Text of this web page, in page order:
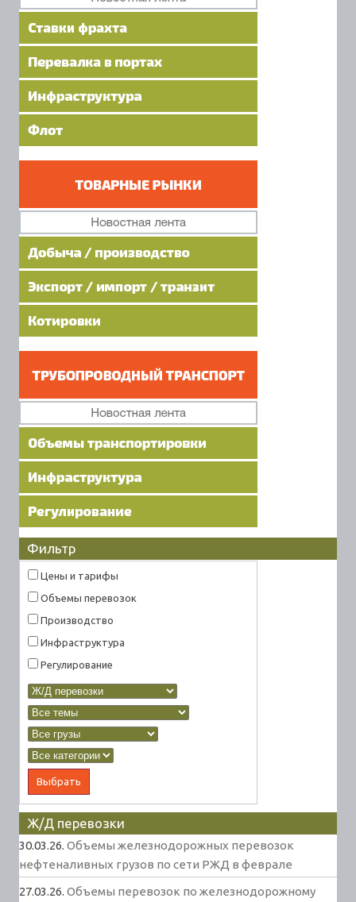
Фильтр
Цены и тарифы
Объемы перевозок
Производство
Инфраструктура
Регулирование
Ж/Д перевозки
30.03.26. Объемы железнодорожных перевозок
нефтеналивных грузов по сети РЖД в феврале
27.03.26. Объемы перевозок по железнодорожному